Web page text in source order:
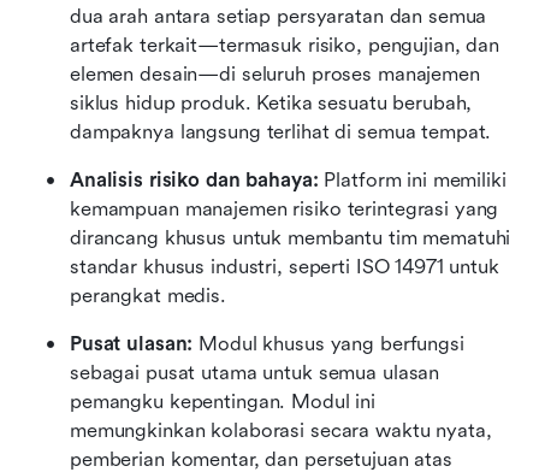
dua arah antara setiap persyaratan dan semua
artefak terkait—termasuk risiko, pengujian, dan
elemen desain—di seluruh proses manajemen
siklus hidup produk. Ketika sesuatu berubah,
dampaknya langsung terlihat di semua tempat.
Analisis risiko dan bahaya: Platform ini memiliki
kemampuan manajemen risiko terintegrasi yang
dirancang khusus untuk membantu tim mematuhi
standar khusus industri, seperti ISO 14971 untuk
perangkat medis.
Pusat ulasan: Modul khusus yang berfungsi
sebagai pusat utama untuk semua ulasan
pemangku kepentingan. Modul ini
memungkinkan kolaborasi secara waktu nyata,
pemberian komentar, dan persetujuan atas